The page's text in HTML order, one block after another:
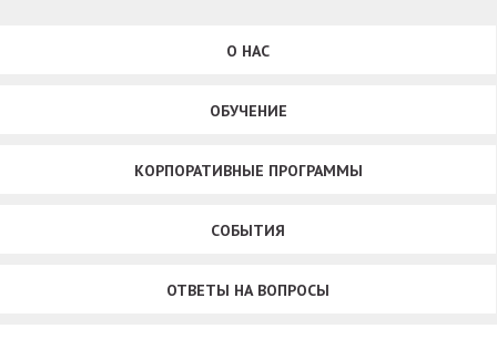
О НАС
ОБУЧЕНИЕ
КОРПОРАТИВНЫЕ ПРОГРАММЫ
СОБЫТИЯ
ОТВЕТЫ НА ВОПРОСЫ